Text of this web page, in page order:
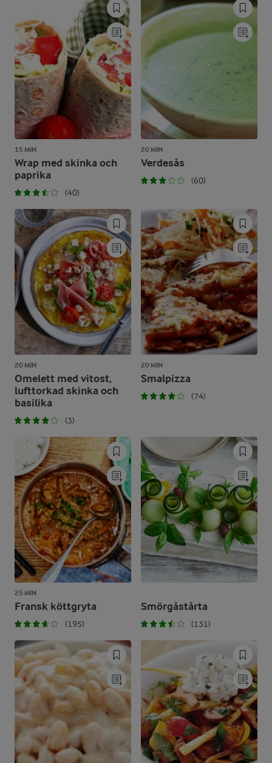
15 MIN
Wrap med skinka och
paprika
(40)
20 MIN
Verdesås
(60)
20 MIN
Omelett med vitost,
lufttorkad skinka och
basilika
(3)
20 MIN
Smalpizza
(74)
25 MIN
Fransk köttgryta
(195)
Smörgåstårta
(131)